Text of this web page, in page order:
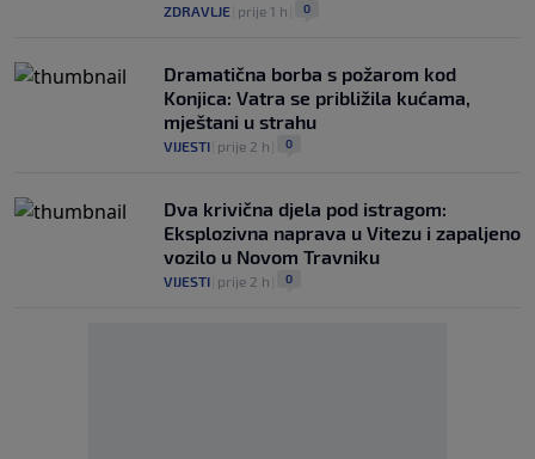
ZDRAVLJE prije 1 h 0
Dramatična borba s požarom kod
Konjica: Vatra se približila kućama,
mještani u strahu
VIJESTI prije 2 h 0
Dva krivična djela pod istragom:
Eksplozivna naprava u Vitezu i zapaljeno
vozilo u Novom Travniku
VIJESTI prije 2 h 0